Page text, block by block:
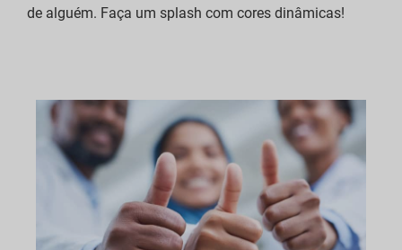
de alguém. Faça um splash com cores dinâmicas!